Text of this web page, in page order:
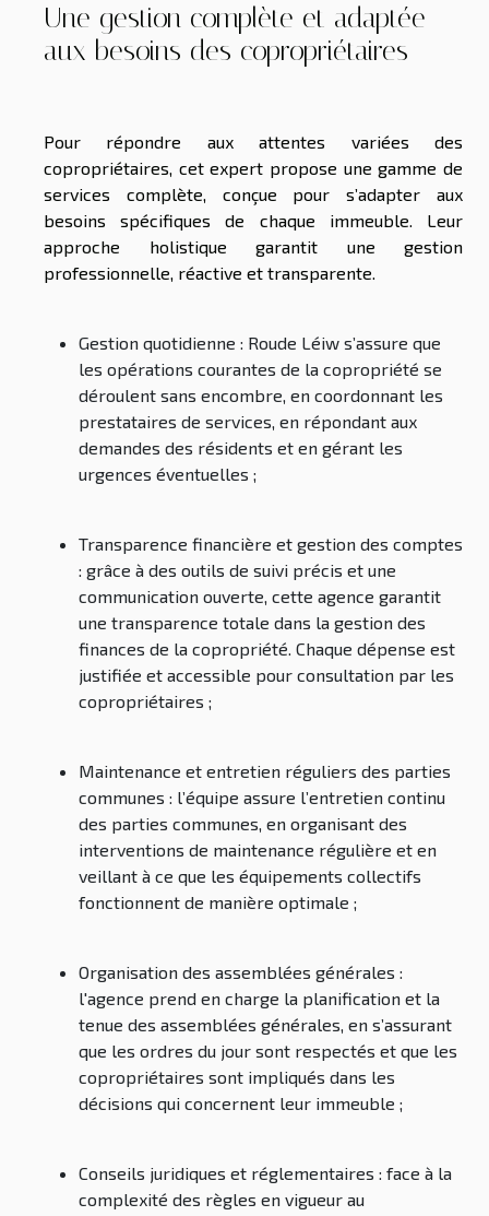
Une gestion complète et adaptée
aux besoins des copropriétaires
Pour répondre aux attentes variées des
copropriétaires, cet expert propose une gamme de
services complète, conçue pour s’adapter aux
besoins spécifiques de chaque immeuble. Leur
approche holistique garantit une gestion
professionnelle, réactive et transparente.
Gestion quotidienne : Roude Léiw s’assure que
les opérations courantes de la copropriété se
déroulent sans encombre, en coordonnant les
prestataires de services, en répondant aux
demandes des résidents et en gérant les
urgences éventuelles ;
Transparence financière et gestion des comptes
: grâce à des outils de suivi précis et une
communication ouverte, cette agence garantit
une transparence totale dans la gestion des
finances de la copropriété. Chaque dépense est
justifiée et accessible pour consultation par les
copropriétaires ;
Maintenance et entretien réguliers des parties
communes : l’équipe assure l’entretien continu
des parties communes, en organisant des
interventions de maintenance régulière et en
veillant à ce que les équipements collectifs
fonctionnent de manière optimale ;
Organisation des assemblées générales :
l'agence prend en charge la planification et la
tenue des assemblées générales, en s’assurant
que les ordres du jour sont respectés et que les
copropriétaires sont impliqués dans les
décisions qui concernent leur immeuble ;
Conseils juridiques et réglementaires : face à la
complexité des règles en vigueur au